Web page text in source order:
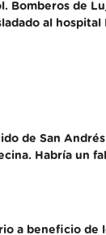
Bomberos de
al hospital
de San
Habría un
a beneficio de